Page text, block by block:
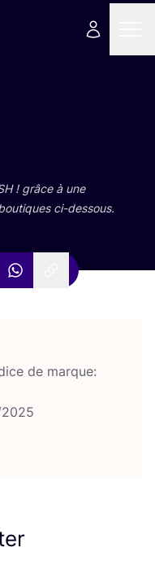
! grâce à une
ci-dessous.
de marque: